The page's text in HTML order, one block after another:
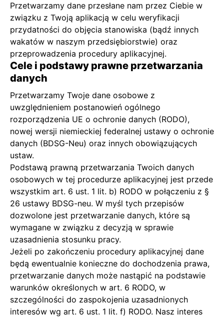
Przetwarzamy dane przesłane nam przez Ciebie w
związku z Twoją aplikacją w celu weryfikacji
przydatności do objęcia stanowiska (bądź innych
wakatów w naszym przedsiębiorstwie) oraz
przeprowadzenia procedury aplikacyjnej.
Cele i podstawy prawne przetwarzania
danych
Przetwarzamy Twoje dane osobowe z
uwzględnieniem postanowień ogólnego
rozporządzenia UE o ochronie danych (RODO),
nowej wersji niemieckiej federalnej ustawy o ochronie
danych (BDSG-Neu) oraz innych obowiązujących
ustaw.
Podstawą prawną przetwarzania Twoich danych
osobowych w tej procedurze aplikacyjnej jest przede
wszystkim art. 6 ust. 1 lit. b) RODO w połączeniu z §
26 ustawy BDSG-neu. W myśl tych przepisów
dozwolone jest przetwarzanie danych, które są
wymagane w związku z decyzją w sprawie
uzasadnienia stosunku pracy.
Jeżeli po zakończeniu procedury aplikacyjnej dane
będą ewentualnie konieczne do dochodzenia prawa,
przetwarzanie danych może nastąpić na podstawie
warunków określonych w art. 6 RODO, w
szczególności do zaspokojenia uzasadnionych
interesów wg art. 6 ust. 1 lit. f) RODO. Nasz interes